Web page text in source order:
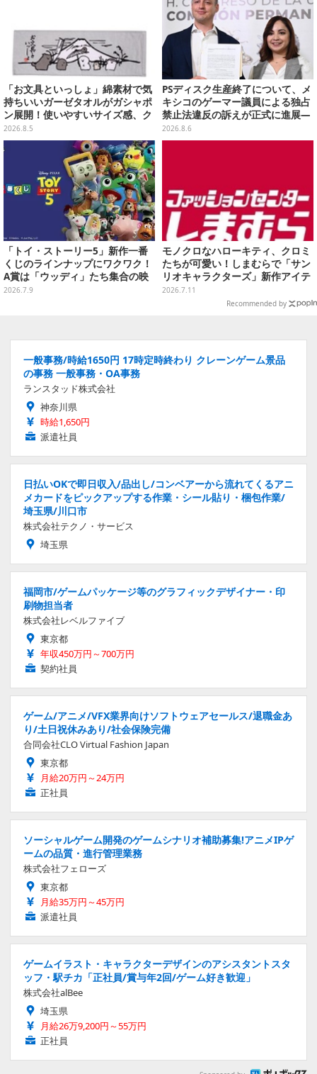
「お文具といっしょ」綿素材で気
持ちいいガーゼタオルがガシャポ
ン展開！使いやすいサイズ感、ク
ールな和柄や可愛らしいお寿司な
ど全4種
2026.8.5
PSディスク生産終了について、メ
キシコのゲーマー議員による独占
禁止法違反の訴えが正式に進展―
「テクノロジーは自由を拡大する
ために役立つべき」
2026.8.6
「トイ・ストーリー5」新作一番
くじのラインナップにワクワク！
A賞は「ウッディ」たち集合の映
画記念フィギュア
2026.7.9
モノクロなハローキティ、クロミ
たちが可愛い！しまむらで「サン
リオキャラクターズ」新作アイテ
ムが発売、マスコットやポーチ各
種ラインナップ
2026.7.11
Recommended by
一般事務/時給1650円 17時定時終わり クレーンゲーム景品
の事務 一般事務・OA事務
ランスタッド株式会社
神奈川県
時給1,650円
派遣社員
日払いOKで即日収入/品出し/コンベアーから流れてくるアニ
メカードをピックアップする作業・シール貼り・梱包作業/
埼玉県/川口市
株式会社テクノ・サービス
埼玉県
福岡市/ゲームパッケージ等のグラフィックデザイナー・印
刷物担当者
株式会社レベルファイブ
東京都
年収450万円～700万円
契約社員
ゲーム/アニメ/VFX業界向けソフトウェアセールス/退職金あ
り/土日祝休みあり/社会保険完備
合同会社CLO Virtual Fashion Japan
東京都
月給20万円～24万円
正社員
ソーシャルゲーム開発のゲームシナリオ補助募集!アニメIPゲ
ームの品質・進行管理業務
株式会社フェローズ
東京都
月給35万円～45万円
派遣社員
ゲームイラスト・キャラクターデザインのアシスタントスタ
ッフ・駅チカ「正社員/賞与年2回/ゲーム好き歓迎」
株式会社alBee
埼玉県
月給26万9,200円～55万円
正社員